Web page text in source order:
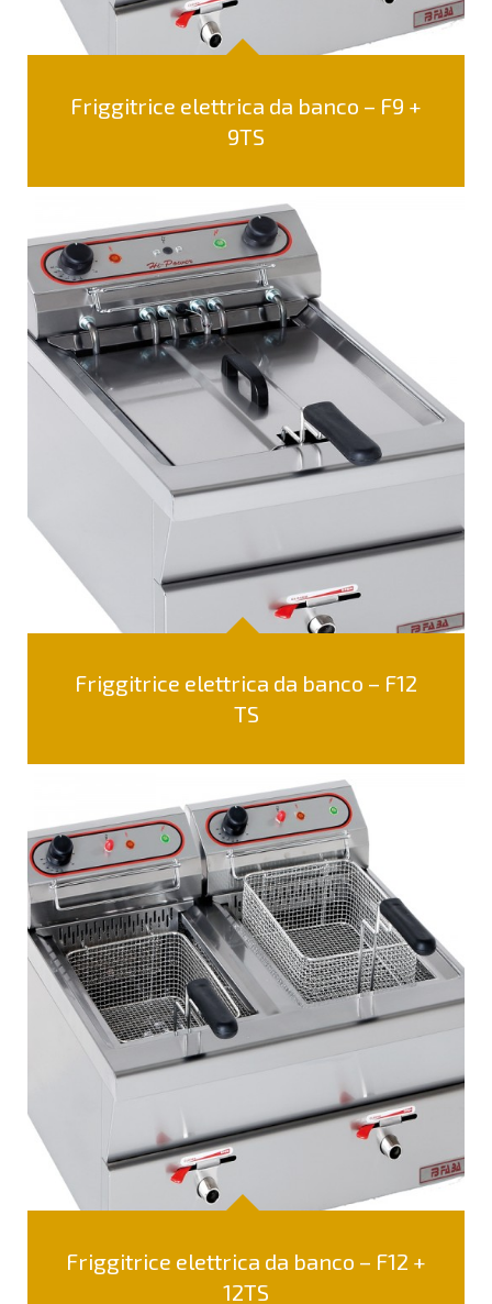
Friggitrice elettrica da banco – F9 +
9TS
Friggitrice elettrica da banco – F12
TS
Friggitrice elettrica da banco – F12 +
12TS